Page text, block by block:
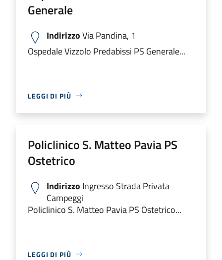
Generale
IndirizzoVia Pandina, 1
Ospedale Vizzolo Predabissi PS Generale...
LEGGI DI PIÙ
Policlinico S. Matteo Pavia PS
Ostetrico
Indirizzo Ingresso Strada Privata
Campeggi
Policlinico S. Matteo Pavia PS Ostetrico...
LEGGI DI PIÙ